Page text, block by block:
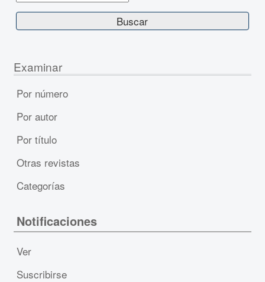
Examinar
Por número
Por autor
Por título
Otras revistas
Categorías
Notificaciones
Ver
Suscribirse